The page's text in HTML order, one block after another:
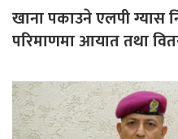
खाना पकाउने एलपी ग्यास
परिमाणमा आयात तथा